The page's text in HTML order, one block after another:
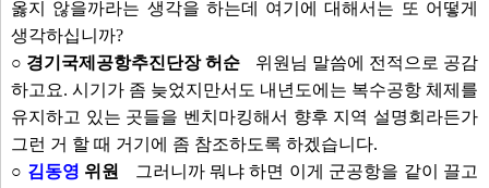
옳지 않을까라는 생각을 하는데 여기에 대해서는 또 어떻게
생각하십니까?
○ 경기국제공항추진단장 허순
위원님 말씀에 전적으로 공감
하고요. 시기가 좀 늦었지만서도 내년도에는 복수공항 체제를
유지하고 있는 곳들을 벤치마킹해서 향후 지역 설명회라든가
그런 거 할 때 거기에 좀 참조하도록 하겠습니다.
○ 김동영 위원
그러니까 뭐냐 하면 이게 군공항을 같이 끌고